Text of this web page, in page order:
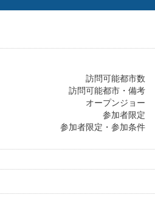
訪問可能都市数
訪問可能都市・備考
オープンジョー
参加者限定
参加者限定・参加条件